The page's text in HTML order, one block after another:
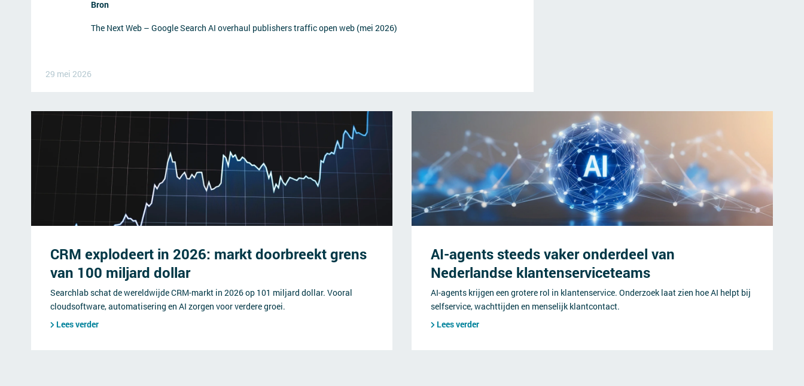
Bron
The Next Web – Google Search AI overhaul publishers traffic open web (mei 2026)
29 mei 2026
CRM explodeert in 2026: markt doorbreekt grens
van 100 miljard dollar
Searchlab schat de wereldwijde CRM-markt in 2026 op 101 miljard dollar. Vooral
cloudsoftware, automatisering en AI zorgen voor verdere groei.
Lees verder
AI-agents steeds vaker onderdeel van
Nederlandse klantenserviceteams
AI-agents krijgen een grotere rol in klantenservice. Onderzoek laat zien hoe AI helpt bij
selfservice, wachttijden en menselijk klantcontact.
Lees verder